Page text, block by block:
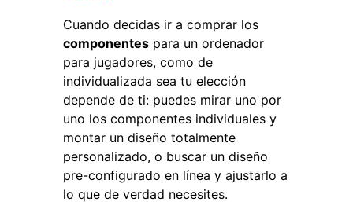
Cuando decidas ir a comprar los
componentes para un ordenador
para jugadores, como de
individualizada sea tu elección
depende de ti: puedes mirar uno por
uno los componentes individuales y
montar un diseño totalmente
personalizado, o buscar un diseño
pre-configurado en línea y ajustarlo a
lo que de verdad necesites.